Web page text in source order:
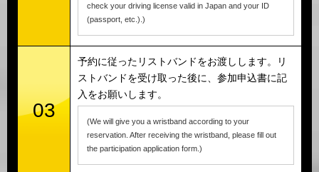
check your driving license valid in Japan and your ID
(passport, etc.).)
03
予約に従ったリストバンドをお渡しします。リ
ストバンドを受け取った後に、参加申込書に記
入をお願いします。
(We will give you a wristband according to your
reservation. After receiving the wristband, please fill out
the participation application form.)